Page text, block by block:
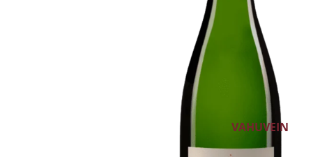
GLÖGI
VAHUVEIN
ŠAMPANJA